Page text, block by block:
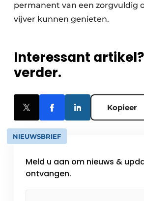
permanent van een zorgvuldig
vijver kunnen genieten.
Interessant
verder.
Kopieer
NIEUWSBRIEF
Meld u aan om nieuws &
ontvangen.